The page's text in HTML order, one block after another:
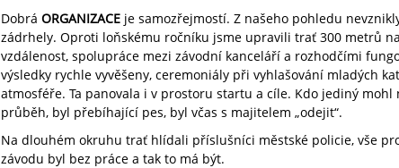
Dobrá ORGANIZACE je samozřejmostí. Z našeho pohledu
zádrhely. Oproti loňskému ročníku jsme upravili trať 300 metrů
vzdálenost, spolupráce mezi závodní kanceláří a rozhodčími
výsledky rychle vyvěšeny, ceremoniály při vyhlašování mladých
atmosféře. Ta panovala i v prostoru startu a cíle. Kdo jediný
průběh, byl přebíhající pes, byl včas s majitelem „odejit“.
Na dlouhém okruhu trať hlídali příslušníci městské policie, vše
závodu byl bez práce a tak to má být.